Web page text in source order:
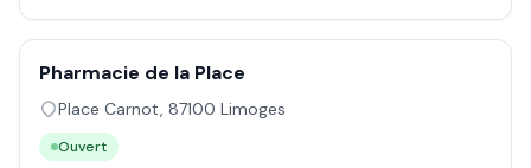
Pharmacie de la Place
Place Carnot, 87100 Limoges
Ouvert